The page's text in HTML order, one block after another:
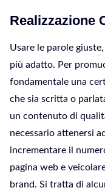
Realizzazione
Usare le parole
più adatto. Per
fondamentale una
che sia scritta o
un contenuto di
necessario attenersi
incrementare il
pagina web e
brand. Si tratta di